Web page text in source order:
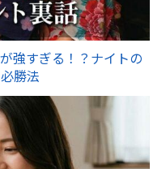
強すぎる！？ナイトの
勝法